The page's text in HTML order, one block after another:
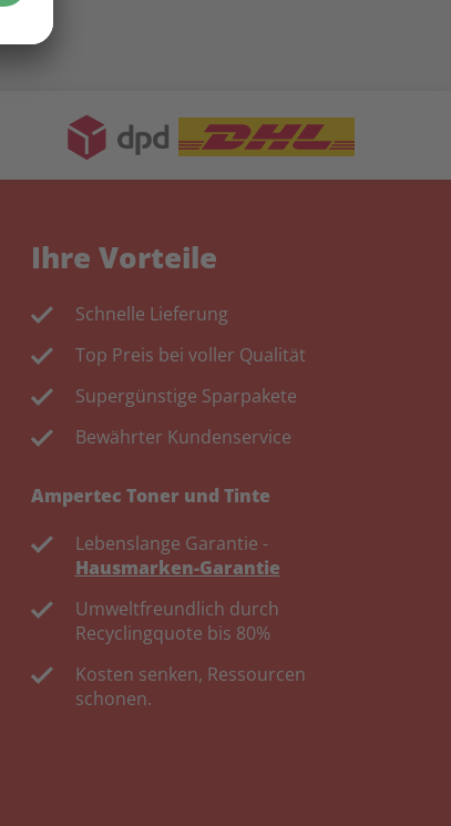
Ihre Vorteile
Schnelle Lieferung
Top Preis bei voller Qualität
Supergünstige Sparpakete
Bewährter Kundenservice
Ampertec Toner und Tinte
Lebenslange Garantie -
Hausmarken-Garantie
Umweltfreundlich durch
Recyclingquote bis 80%
Kosten senken, Ressourcen
schonen.